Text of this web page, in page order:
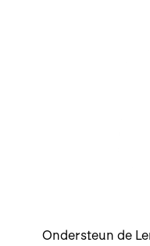
Ondersteun de